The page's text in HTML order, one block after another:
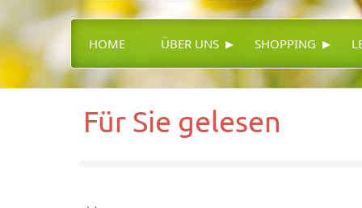
HOME ÜBER UNS ▸ SHOPPING ▸
Für Sie gelesen